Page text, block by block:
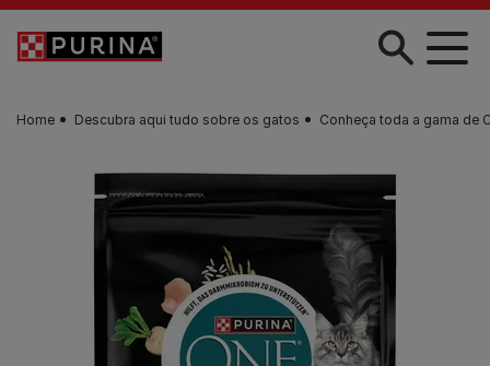
Skip to main content
Home Descubra aqui tudo sobre os gatos Conheça toda a gama de